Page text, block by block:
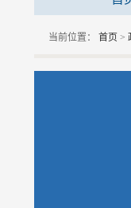
当前位置： 首页 >